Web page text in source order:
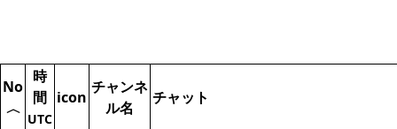
No
〈
時
間
UTC
icon
チャンネ
ル名
チャット